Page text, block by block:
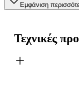
Εμφάνιση
Τεχνικές